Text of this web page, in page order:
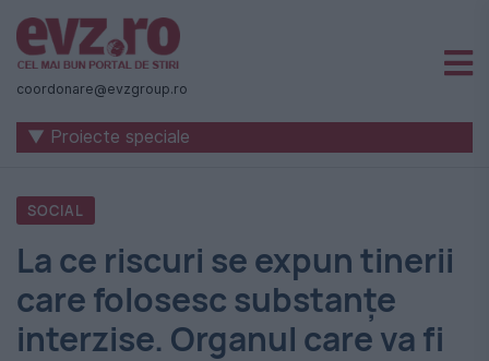
Știri
naționale
internaționale
România
-
Evenimentul
Zilei
coordonare@evzgroup.ro
▼ Proiecte speciale
SOCIAL
La ce riscuri se expun tinerii
care folosesc substanțe
interzise. Organul care va fi